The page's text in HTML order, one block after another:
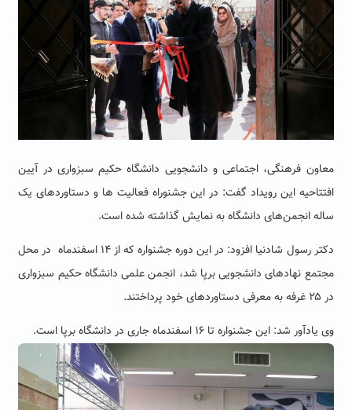
معاون فرهنگی، اجتماعی و دانشجویی دانشگاه حکیم سبزواری در آیین
افتتاحیه این رویداد گفت: در این جشنوراه فعالیت ها و دستاوردهای یک
ساله انجمن‌های دانشگاه به نمایش گذاشته شده است.
دکتر رسول شادنیا افزود: در این دوره جشنواره که از ۱۴ اسفندماه در محل
مجتمع نهادهای دانشجویی برپا شد، انجمن علمی دانشگاه حکیم سبزواری
در ۲۵ غرفه به معرفی دستاوردهای خود پرداختند.
وی یادآور شد: این جشنواره تا ۱۶ اسفندماه جاری در دانشگاه برپا است.